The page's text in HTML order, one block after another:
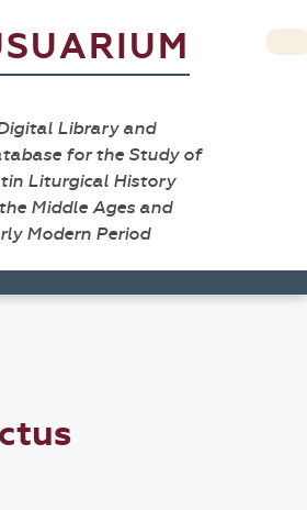
Library and
for the Study of
Liturgical History
Middle Ages and
Modern Period